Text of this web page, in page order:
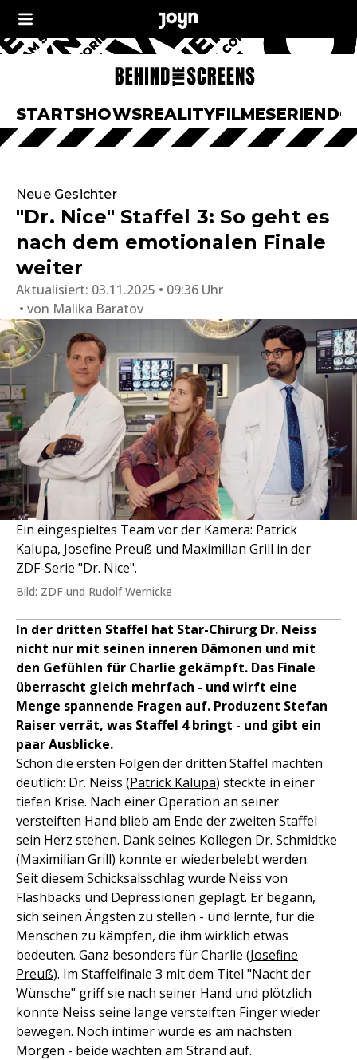
STARTSHOWSREALITYFILMESERIEN
Neue Gesichter
"Dr. Nice" Staffel 3: So geht es
nach dem emotionalen Finale
weiter
Aktualisiert: 03.11.2025 • 09:36 Uhr
von Malika Baratov
Ein eingespieltes Team vor der Kamera: Patrick
Kalupa, Josefine Preuß und Maximilian Grill in der
ZDF-Serie "Dr. Nice".
Bild: ZDF und Rudolf Wernicke
In der dritten Staffel hat Star-Chirurg Dr. Neiss
nicht nur mit seinen inneren Dämonen und mit
den Gefühlen für Charlie gekämpft. Das Finale
überrascht gleich mehrfach - und wirft eine
Menge spannende Fragen auf. Produzent Stefan
Raiser verrät, was Staffel 4 bringt - und gibt ein
paar Ausblicke.
Schon die ersten Folgen der dritten Staffel machten
deutlich: Dr. Neiss (Patrick Kalupa) steckte in einer
tiefen Krise. Nach einer Operation an seiner
versteiften Hand blieb am Ende der zweiten Staffel
sein Herz stehen. Dank seines Kollegen Dr. Schmidtke
(Maximilian Grill) konnte er wiederbelebt werden.
Seit diesem Schicksalsschlag wurde Neiss von
Flashbacks und Depressionen geplagt. Er begann,
sich seinen Ängsten zu stellen - und lernte, für die
Menschen zu kämpfen, die ihm wirklich etwas
bedeuten. Ganz besonders für Charlie (Josefine
Preuß). Im Staffelfinale 3 mit dem Titel "Nacht der
Wünsche" griff sie nach seiner Hand und plötzlich
konnte Neiss seine lange versteiften Finger wieder
bewegen. Noch intimer wurde es am nächsten
Morgen - beide wachten am Strand auf.